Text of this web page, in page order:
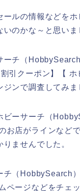
ールの情報などを
のかな～と思いま
ーチ（
引クーポン】【
ンで調査してみま
ビーサーチ（
お店がラインなど
ませんでした。
チ（HobbySearch
ページなどをチェ